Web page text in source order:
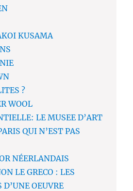
KUSAMA
?
WOOL
LE MUSEE D’ART
QUI N’EST PAS
NÉERLANDAIS
LE GRECO : LES
OEUVRE